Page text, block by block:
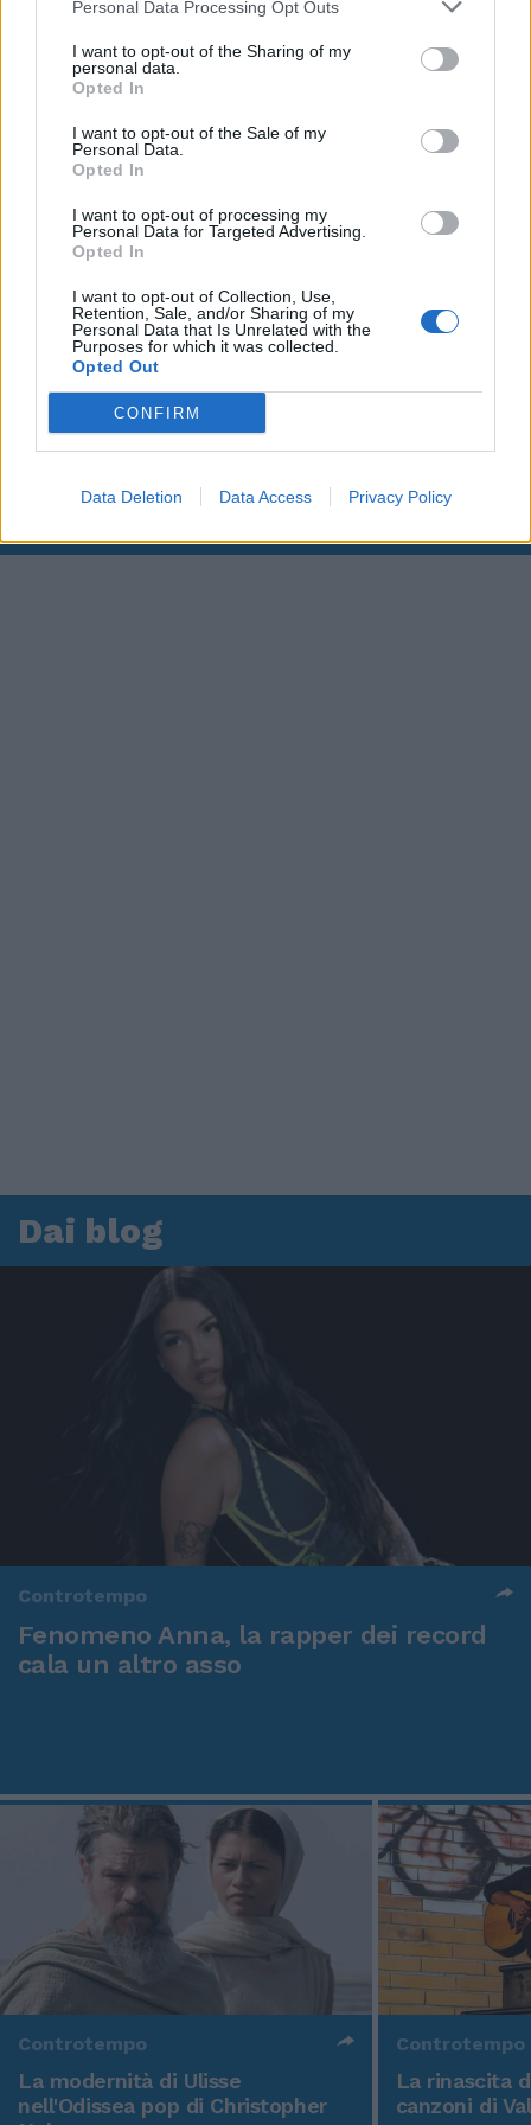
Personal Data Processing Opt Outs
I want to opt-out of the Sharing of my
personal data.
Opted In
I want to opt-out of the Sale of my
Personal Data.
Opted In
I want to opt-out of processing my
Personal Data for Targeted Advertising.
Opted In
I want to opt-out of Collection, Use,
Retention, Sale, and/or Sharing of my
Personal Data that Is Unrelated with the
Purposes for which it was collected.
Opted Out
CONFIRM
Data Deletion Data Access Privacy Policy
00:00 01:16
Leonardo Maria Del Vecchio dall'ex compagna
in ospedale. Le dichiarazioni ai giornalisti
Dai blog
Controtempo
Fenomeno Anna, la rapper dei record
cala un altro asso
Controtempo
La modernità di Ulisse
nell'Odissea pop di Christopher
Controtempo
La rinascita
canzoni di